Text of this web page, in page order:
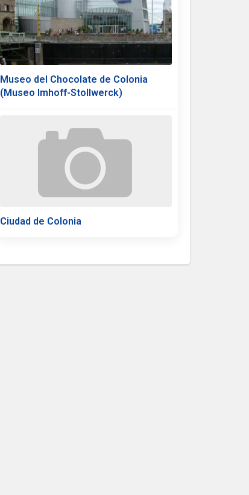
Museo del Chocolate de Colonia
(Museo Imhoff-Stollwerck)
Ciudad de Colonia